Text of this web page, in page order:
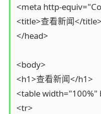
<meta http-
<title>查看新闻</title>
</head>
<body>
<h1>查看新闻</h1>
<table
<tr>